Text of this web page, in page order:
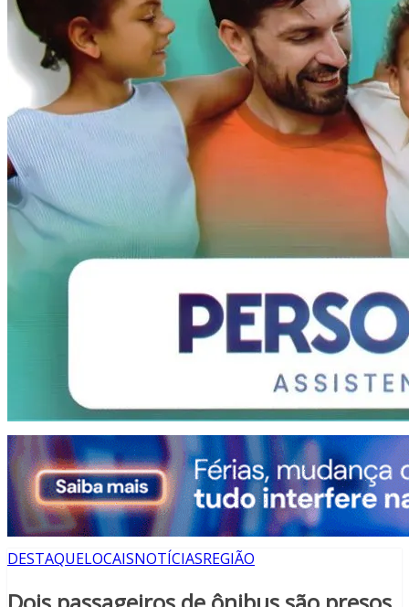
DESTAQUELOCAISNOTÍCIASREGIÃO